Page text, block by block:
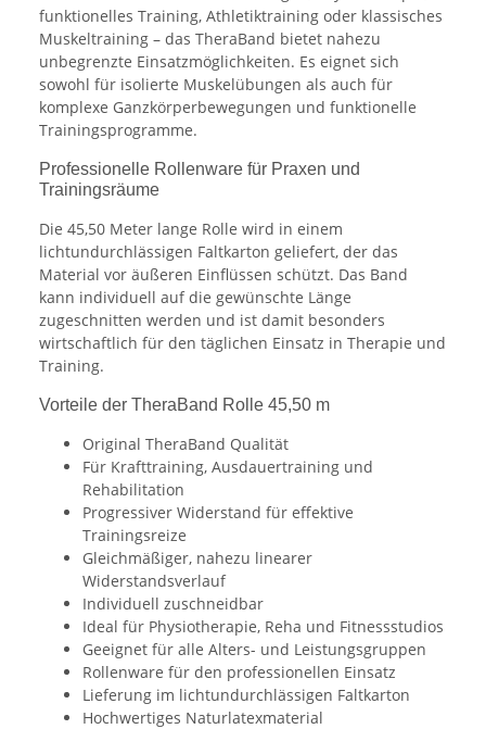
funktionelles Training, Athletiktraining oder klassisches
Muskeltraining – das TheraBand bietet nahezu
unbegrenzte Einsatzmöglichkeiten. Es eignet sich
sowohl für isolierte Muskelübungen als auch für
komplexe Ganzkörperbewegungen und funktionelle
Trainingsprogramme.
Professionelle Rollenware für Praxen und
Trainingsräume
Die 45,50 Meter lange Rolle wird in einem
lichtundurchlässigen Faltkarton geliefert, der das
Material vor äußeren Einflüssen schützt. Das Band
kann individuell auf die gewünschte Länge
zugeschnitten werden und ist damit besonders
wirtschaftlich für den täglichen Einsatz in Therapie und
Training.
Vorteile der TheraBand Rolle 45,50 m
Original TheraBand Qualität
Für Krafttraining, Ausdauertraining und
Rehabilitation
Progressiver Widerstand für effektive
Trainingsreize
Gleichmäßiger, nahezu linearer
Widerstandsverlauf
Individuell zuschneidbar
Ideal für Physiotherapie, Reha und Fitnessstudios
Geeignet für alle Alters- und Leistungsgruppen
Rollenware für den professionellen Einsatz
Lieferung im lichtundurchlässigen Faltkarton
Hochwertiges Naturlatexmaterial